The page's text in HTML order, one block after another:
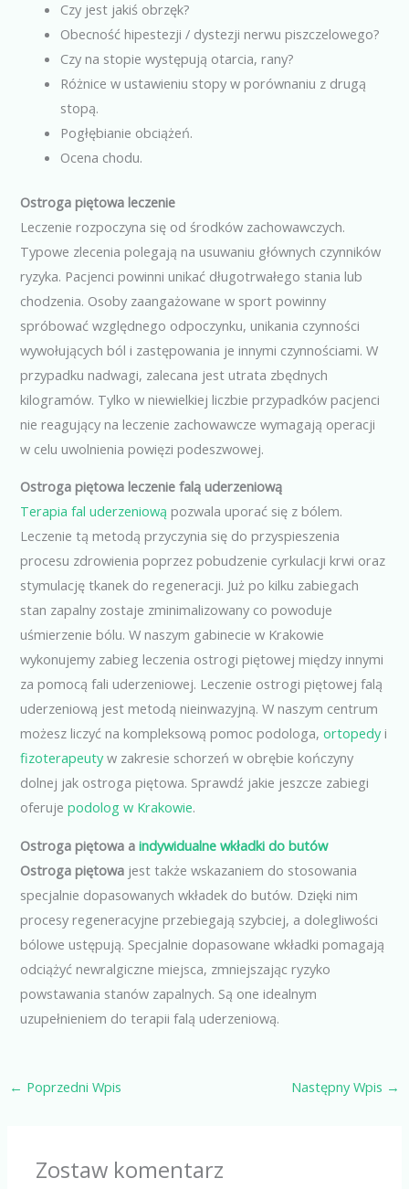
Czy jest jakiś obrzęk?
Obecność hipestezji / dystezji nerwu piszczelowego?
Czy na stopie występują otarcia, rany?
Różnice w ustawieniu stopy w porównaniu z drugą
stopą.
Pogłębianie obciążeń.
Ocena chodu.
Ostroga piętowa leczenie
Leczenie rozpoczyna się od środków zachowawczych.
Typowe zlecenia polegają na usuwaniu głównych czynników
ryzyka. Pacjenci powinni unikać długotrwałego stania lub
chodzenia. Osoby zaangażowane w sport powinny
spróbować względnego odpoczynku, unikania czynności
wywołujących ból i zastępowania je innymi czynnościami. W
przypadku nadwagi, zalecana jest utrata zbędnych
kilogramów. Tylko w niewielkiej liczbie przypadków pacjenci
nie reagujący na leczenie zachowawcze wymagają operacji
w celu uwolnienia powięzi podeszwowej.
Ostroga piętowa leczenie falą uderzeniową
Terapia fal uderzeniową pozwala uporać się z bólem.
Leczenie tą metodą przyczynia się do przyspieszenia
procesu zdrowienia poprzez pobudzenie cyrkulacji krwi oraz
stymulację tkanek do regeneracji. Już po kilku zabiegach
stan zapalny zostaje zminimalizowany co powoduje
uśmierzenie bólu. W naszym gabinecie w Krakowie
wykonujemy zabieg leczenia ostrogi piętowej między innymi
za pomocą fali uderzeniowej. Leczenie ostrogi piętowej falą
uderzeniową jest metodą nieinwazyjną. W naszym centrum
możesz liczyć na kompleksową pomoc podologa,ortopedyi
fizoterapeutyw zakresie schorzeń w obrębie kończyny
dolnej jak ostroga piętowa. Sprawdź jakie jeszcze zabiegi
oferujepodolog w Krakowie.
Ostroga piętowa aindywidualne wkładki do butów
Ostroga piętowa jest także wskazaniem do stosowania
specjalnie dopasowanych wkładek do butów. Dzięki nim
procesy regeneracyjne przebiegają szybciej, a dolegliwości
bólowe ustępują. Specjalnie dopasowane wkładki pomagają
odciążyć newralgiczne miejsca, zmniejszając ryzyko
powstawania stanów zapalnych. Są one idealnym
uzupełnieniem do terapii falą uderzeniową.
← Poprzedni Wpis Następny Wpis →
Zostaw komentarz